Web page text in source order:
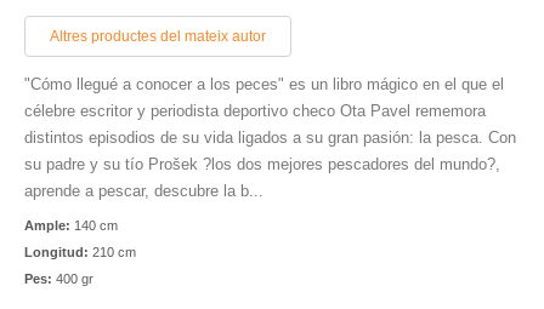
Altres productes del mateix autor
"Cómo llegué a conocer a los peces" es un libro mágico en el que el
célebre escritor y periodista deportivo checo Ota Pavel rememora
distintos episodios de su vida ligados a su gran pasión: la pesca. Con
su padre y su tío Prošek ?los dos mejores pescadores del mundo?,
aprende a pescar, descubre la b...
Ample: 140 cm
Longitud: 210 cm
Pes: 400 gr